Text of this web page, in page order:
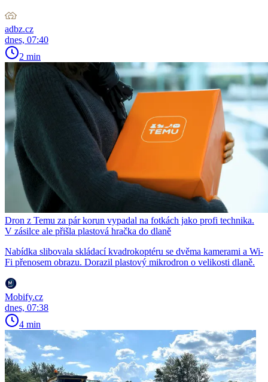
adbz.cz
dnes, 07:40
2 min
Dron z Temu za pár korun vypadal na fotkách jako profi technika.
V zásilce ale přišla plastová hračka do dlaně
Nabídka slibovala skládací kvadrokoptéru se dvěma kamerami a Wi-
Fi přenosem obrazu. Dorazil plastový mikrodron o velikosti dlaně.
Mobify.cz
dnes, 07:38
4 min